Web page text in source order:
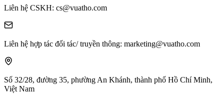
Liên hệ CSKH: cs@vuatho.com
Liên hệ hợp tác đối tác/ truyền thông: marketing@vuatho.com
Số 32/28, đường 35, phường An Khánh, thành phố Hồ Chí Minh,
Việt Nam